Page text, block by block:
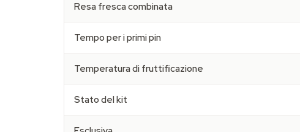
Resa fresca combinata
Tempo per i primi pin
Temperatura di fruttificazione
Stato del kit